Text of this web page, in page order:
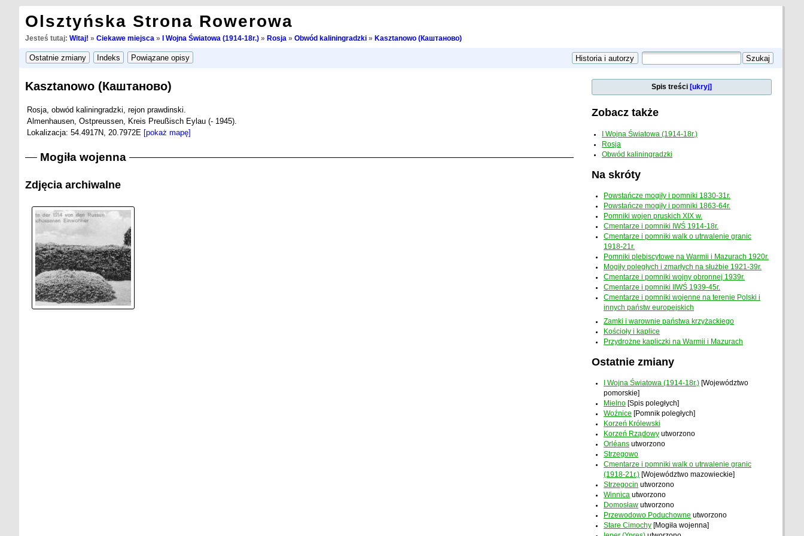
Olsztyńska Strona Rowerowa
Jesteś tutaj: Witaj! » Ciekawe miejsca » I Wojna Światowa (1914-18r.)» Rosja » Obwód kaliningradzki» Kasztanowo (Каштаново)
Kasztanowo (Каштаново)
Rosja, obwód kaliningradzki, rejon prawdinski.
Almenhausen, Ostpreussen, Kreis Preußisch Eylau (- 1945).
Lokalizacja: 54.4917N, 20.7972E [pokaż mapę]
Mogiła wojenna
Zdjęcia archiwalne
Spis treści [ukryj]
Zobacz także
I Wojna Światowa (1914-18r.)
Rosja
Obwód kaliningradzki
Na skróty
Powstańcze mogiły i pomniki 1830-31r.
Powstańcze mogiły i pomniki 1863-64r.
Pomniki wojen pruskich XIX w.
Cmentarze i pomniki IWŚ 1914-18r.
Cmentarze i pomniki walk o utrwalenie granic
1918-21r.
Pomniki plebiscytowe na Warmii i Mazurach 1920r.
Mogiły poległych i zmarłych na służbie 1921-39r.
Cmentarze i pomniki wojny obronnej 1939r.
Cmentarze i pomniki IIWŚ 1939-45r.
Cmentarze i pomniki wojenne na terenie Polski i
innych państw europejskich
Zamki i warownie państwa krzyżackiego
Kościoły i kaplice
Przydrożne kapliczki na Warmii i Mazurach
Ostatnie zmiany
I Wojna Światowa (1914-18r.) [Województwo
pomorskie]
Mielno [Spis poległych]
Woźnice [Pomnik poległych]
Korzeń Królewski
Korzeń Rządowy utworzono
Orléans utworzono
Strzegowo
Cmentarze i pomniki walk o utrwalenie granic
(1918-21r.) [Województwo mazowieckie]
Strzegocin utworzono
Winnica utworzono
Domosław utworzono
Przewodowo Poduchowne utworzono
Stare Cimochy [Mogiła wojenna]